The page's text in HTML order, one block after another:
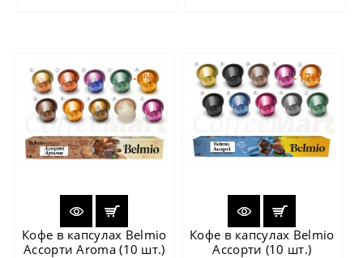
-9%
Кофе в капсулах Belmio
Ассорти Aroma (10 шт.)
-17%
Кофе в капсулах Belmio
Ассорти (10 шт.)